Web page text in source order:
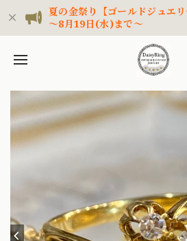
夏の金祭り【ゴールドジュエ
～8月19日(水)まで～